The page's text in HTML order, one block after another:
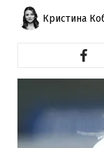
Кристина